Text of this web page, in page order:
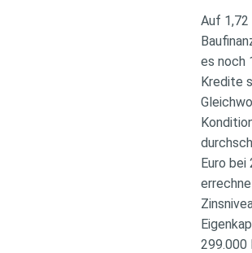
Auf
es noch
Kredite
Euro bei
299.000